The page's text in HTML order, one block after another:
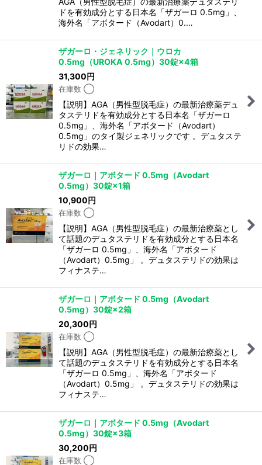
ドを有効成分とする日本名「ザガーロ 0.5mg」、
海外名「アボタード（Avodart）0.…
ザガーロ・ジェネリック｜ウロカ
0.5mg（UROKA 0.5mg）30錠×4箱
31,300円
在庫数 ◯
【説明】AGA（男性型脱毛症）の最新治療薬デュ
タステリドを有効成分とする日本名「ザガーロ
0.5mg」、海外名「アボタード（Avodart）
0.5mg」のタイ製ジェネリックです 。デュタステ
リドの効果…
ザガーロ｜アボタード 0.5mg（Avodart
0.5mg）30錠×1箱
10,900円
在庫数 ◯
【説明】AGA（男性型脱毛症）の最新治療薬とし
て話題のデュタステリドを有効成分とする日本名
「ザガーロ 0.5mg」、海外名「アボタード
（Avodart）0.5mg」 。デュタステリドの効果は
フィナステ…
ザガーロ｜アボタード 0.5mg（Avodart
0.5mg）30錠×2箱
20,300円
在庫数 ◯
【説明】AGA（男性型脱毛症）の最新治療薬とし
て話題のデュタステリドを有効成分とする日本名
「ザガーロ 0.5mg」、海外名「アボタード
（Avodart）0.5mg」 。デュタステリドの効果は
フィナステ…
ザガーロ｜アボタード 0.5mg（Avodart
0.5mg）30錠×3箱
30,200円
在庫数 ◯